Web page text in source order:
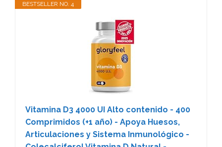
BESTSELLER NO. 4
Vitamina D3 4000 UI Alto contenido - 400
Comprimidos (+1 año) - Apoya Huesos,
Articulaciones y Sistema Inmunológico -